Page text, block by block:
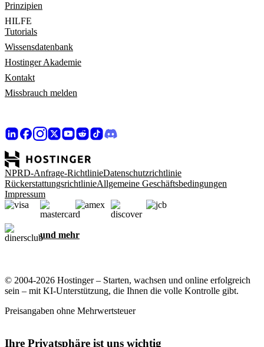
Prinzipien
HILFE
Tutorials
Wissensdatenbank
Hostinger Akademie
Kontakt
Missbrauch melden
NPRD-Anfrage-RichtlinieDatenschutzrichtlinie
RückerstattungsrichtlinieAllgemeine Geschäftsbedingungen
Impressum
und mehr
© 2004-2026 Hostinger – Starten, wachsen und online erfolgreich
sein – mit KI-Unterstützung, die Ihnen die volle Kontrolle gibt.
Preisangaben ohne Mehrwertsteuer
Ihre Privatsphäre ist uns wichtig